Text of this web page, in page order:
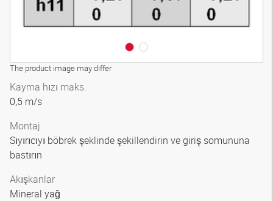
The product image may differ
Kayma hızı maks.
0,5 m/s
Montaj
Sıyırıcıyı böbrek şeklinde şekillendirin ve giriş somununa
bastırın
Akışkanlar
Mineral yağ